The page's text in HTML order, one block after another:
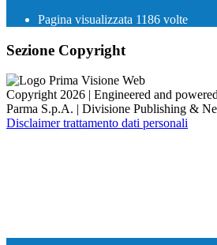
Pagina visualizzata 1186 volte
Sezione Copyright
Copyright 2026 | Engineered and
Parma S.p.A. | Divisione Publishing &
Disclaimer trattamento dati personali